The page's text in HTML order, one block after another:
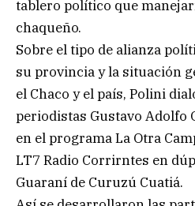
tablero político que
chaqueño.
Sobre el tipo de alianza
su provincia y la situación
el Chaco y el país, Polini
periodistas Gustavo Adolfo
en el programa La Otra
LT7 Radio Corrirntes en
Guaraní de Curuzú Cuatiá.